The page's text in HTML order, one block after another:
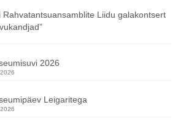
Rahvatantsuansamblite Liidu galakontsert
2026
Leigaritega